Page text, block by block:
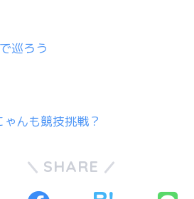
巡ろう
ゃんも競技挑戦？
SHARE